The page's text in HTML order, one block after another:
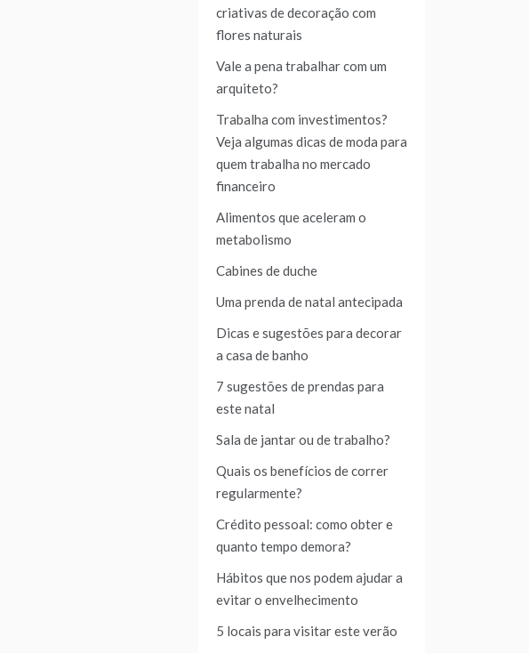
criativas de decoração com
flores naturais
Vale a pena trabalhar com um
arquiteto?
Trabalha com investimentos?
Veja algumas dicas de moda para
quem trabalha no mercado
financeiro
Alimentos que aceleram o
metabolismo
Cabines de duche
Uma prenda de natal antecipada
Dicas e sugestões para decorar
a casa de banho
7 sugestões de prendas para
este natal
Sala de jantar ou de trabalho?
Quais os benefícios de correr
regularmente?
Crédito pessoal: como obter e
quanto tempo demora?
Hábitos que nos podem ajudar a
evitar o envelhecimento
5 locais para visitar este verão